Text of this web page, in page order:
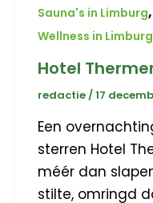
Sauna's in Limburg,
Wellness in Limburg
Hotel
redactie/17
Een
sterren Hotel
méér dan
stilte, omringd